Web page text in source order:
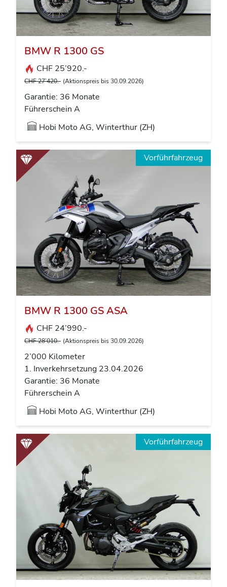
BMW R 1300 GS
CHF 25’920.-
CHF 27’420.- (Aktionspreis bis 30.09.2026)
Garantie: 36 Monate
Führerschein A
Hobi Moto AG, Winterthur (ZH)
Vorführfahrzeug
BMW R 1300 GS ASA
CHF 24’990.-
CHF 28’010.- (Aktionspreis bis 30.09.2026)
2’000 Kilometer
1. Inverkehrsetzung 23.04.2026
Garantie: 36 Monate
Führerschein A
Hobi Moto AG, Winterthur (ZH)
Vorführfahrzeug